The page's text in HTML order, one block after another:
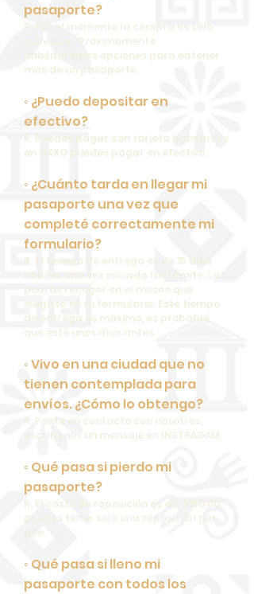
pasaporte?
R: Por el momento la compra es sólo
individual. Próximamente
habilitaremos opciones para obtener
más de un pasaporte.
◦ ¿Puedo depositar en
efectivo?
R: Puedes pagar con tarjeta bancaria y
en OXXO puedes pagar en efectivo..
◦ ¿Cuánto tarda en llegar mi
pasaporte una vez que
completé correctamente mi
formulario?
R: El tiempo de entrega es de 15 días
hábiles una vez iniciado tu trámite. Lo
podrás recoger en el museo que
elegiste en tu formulario. Este tiempo
de entrega es máximo, es probable
que esté unos días antes.
◦ Vivo en una ciudad que no
tienen contemplada para
envíos. ¿Cómo lo obtengo?
R: Ponte en contacto con nosotros,
escríbenos un mensaje en INSTRAGAM.
◦ Qué pasa si pierdo mi
pasaporte?
R: El costo de reposición es de: $150.00,
puedes tener solo una reposición por
año.
◦ Qué pasa si lleno mi
pasaporte con todos los